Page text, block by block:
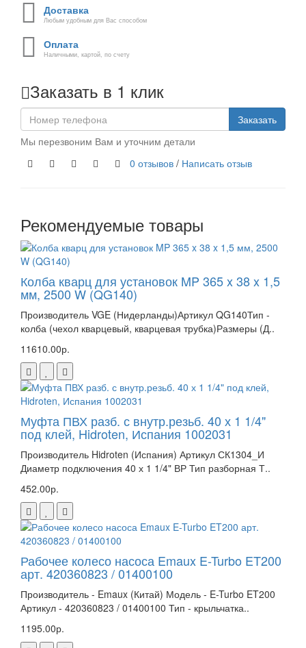
Доставка
Любым удобным для Вас способом
Оплата
Наличными, картой, по счету
Заказать в 1 клик
Заказать
Мы перезвоним Вам и уточним детали
0 отзывов / Написать отзыв
Рекомендуемые товары
Колба кварц для установок MP 365 x 38 x 1,5
мм, 2500 W (QG140)
Производитель VGE (Нидерланды)Артикул QG140Тип -
колба (чехол кварцевый, кварцевая трубка)Размеры (Д..
11610.00р.
Муфта ПВХ разб. с внутр.резьб. 40 х 1 1/4"
под клей, Hidroten, Испания 1002031
Производитель Hidroten (Испания) Артикул СК1304_И
Диаметр подключения 40 х 1 1/4" ВР Тип разборная Т..
452.00р.
Рабочее колесо насоса Emaux E-Turbo ET200
арт. 420360823 / 01400100
Производитель - Emaux (Китай) Модель - E-Turbo ET200
Артикул - 420360823 / 01400100 Тип - крыльчатка..
1195.00р.